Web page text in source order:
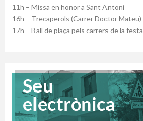
11h – Missa en honor a Sant Antoni
16h – Trecaperols (Carrer Doctor Mateu)
17h – Ball de plaça pels carrers de la festa